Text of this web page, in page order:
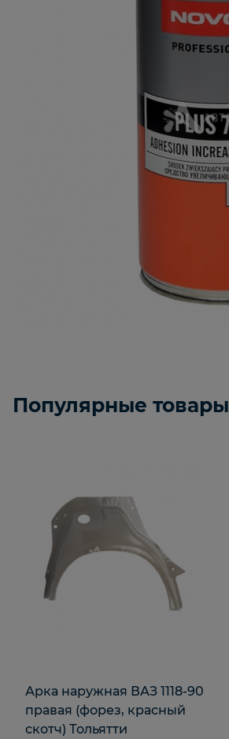
Популярные товары
Арка наружная ВАЗ 1118-90
правая (форез, красный
скотч) Тольятти